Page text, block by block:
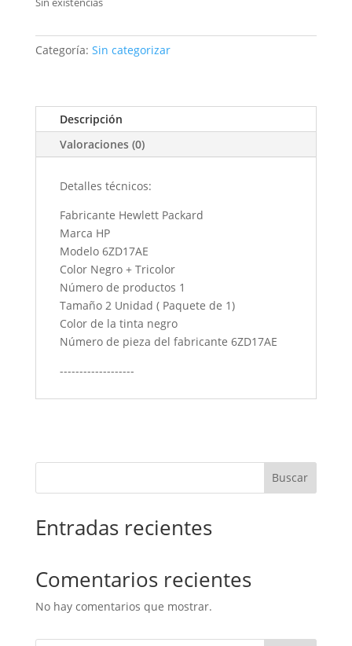
Categoría: Sin categorizar
Descripción
Valoraciones (0)
Detalles técnicos:
Fabricante ‎Hewlett Packard
Marca ‎HP
Modelo ‎6ZD17AE
Color ‎Negro + Tricolor
Número de productos ‎1
Tamaño ‎2 Unidad ( Paquete de 1)
Color de la tinta ‎negro
Número de pieza del fabricante ‎6ZD17AE
-------------------
Buscar
Entradas recientes
Comentarios recientes
No hay comentarios que mostrar.